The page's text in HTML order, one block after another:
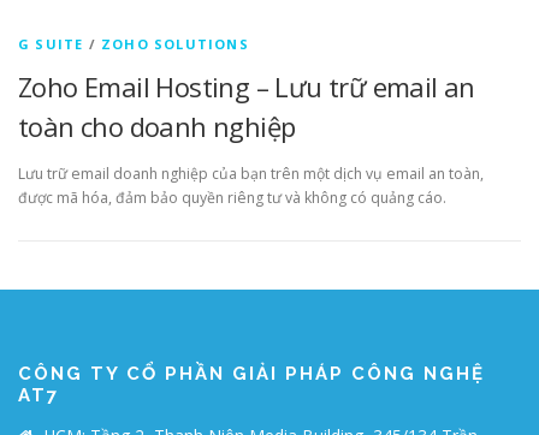
G SUITE / ZOHO SOLUTIONS
Zoho Email Hosting – Lưu trữ email an
toàn cho doanh nghiệp
Lưu trữ email doanh nghiệp của bạn trên một dịch vụ email an toàn,
được mã hóa, đảm bảo quyền riêng tư và không có quảng cáo.
CÔNG TY CỔ PHẦN GIẢI PHÁP CÔNG NGHỆ
AT7